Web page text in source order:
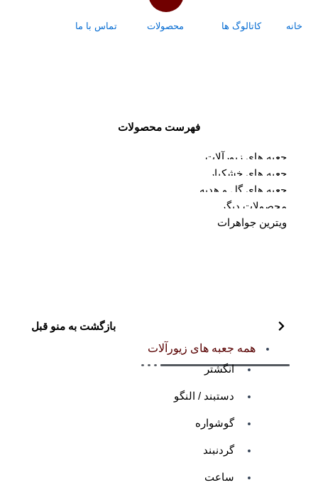
خانه کاتالوگ ها محصولات تماس با ما
فهرست محصولات
جعبه های زیورآلات
جعبه های خشکبار
جعبه های گل و هدیه
محصولات دیگر
ویترین جواهرات
بازگشت به منو قبل
همه جعبه های زیورآلات
انگشتر
دستبند / النگو
گوشواره
گردنبند
ساعت